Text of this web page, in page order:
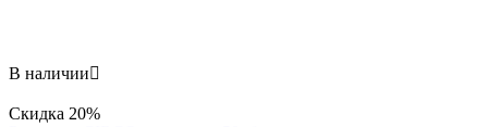
В наличии
Скидка 20%